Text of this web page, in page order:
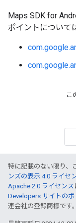
Maps SDK for
ポイントについて
こ
特に記載のない限り、
ンズの表示 4.0 ライセ
Apache 2.0 ライセンス
Developers サイトのポ
連会社の登録商標です。